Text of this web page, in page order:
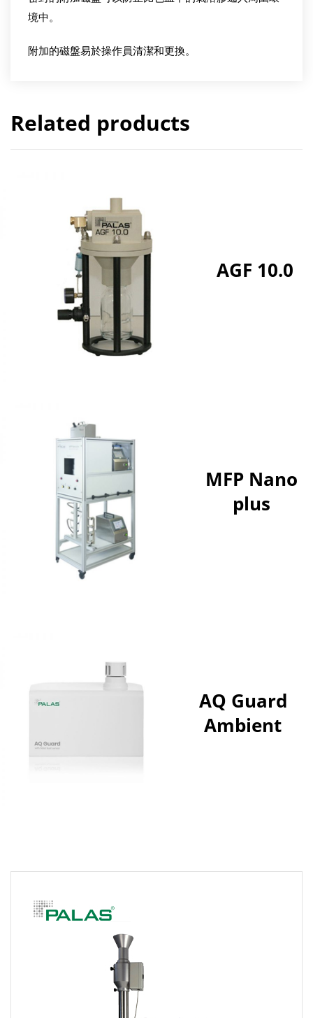
境中。
附加的磁盤易於操作員清潔和更換。
Related products
AGF 10.0
MFP Nano
plus
AQ Guard
Ambient